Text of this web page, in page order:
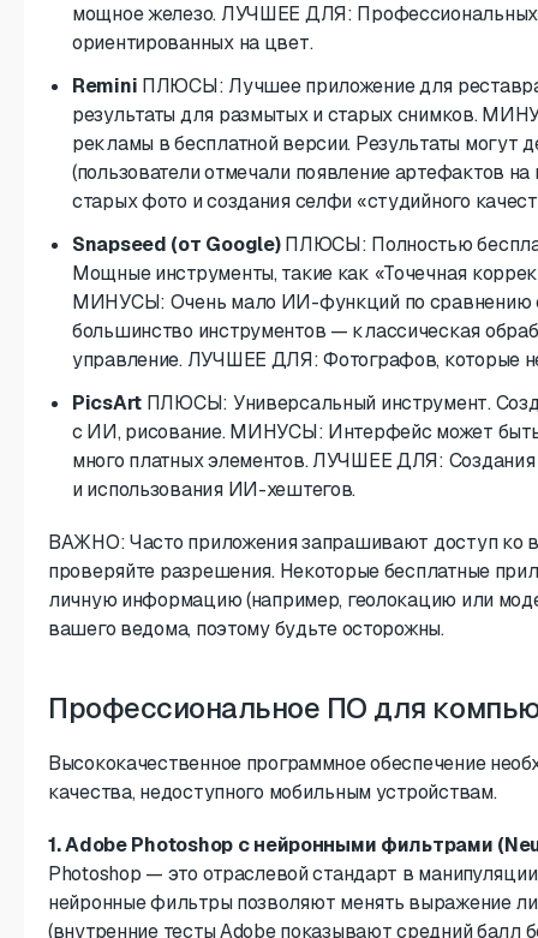
мощное железо. ЛУЧШЕЕ ДЛЯ: Профессиональных
ориентированных на цвет.
Remini ПЛЮСЫ: Лучшее приложение для
результаты для размытых и старых снимков.
рекламы в бесплатной версии. Результаты могут
(пользователи отмечали появление артефактов
старых фото и создания селфи «студийного
Snapseed (от Google)ПЛЮСЫ: Полностью
Мощные инструменты, такие как «Точечная
МИНУСЫ: Очень мало ИИ-функций по сравнению
большинство инструментов — классическая
управление. ЛУЧШЕЕ ДЛЯ: Фотографов, которые
PicsArt ПЛЮСЫ: Универсальный инструмент.
с ИИ, рисование. МИНУСЫ: Интерфейс может
много платных элементов. ЛУЧШЕЕ ДЛЯ:
и использования ИИ-хештегов.
ВАЖНО: Часто приложения запрашивают доступ ко
проверяйте разрешения. Некоторые бесплатные
личную информацию (например, геолокацию или
вашего ведома, поэтому будьте осторожны.
Профессиональное ПО для
Высококачественное программное обеспечение
качества, недоступного мобильным устройствам.
1. Adobe Photoshop с нейронными фильтрами
Photoshop — это отраслевой стандарт в
нейронные фильтры позволяют менять выражение
(внутренние тесты Adobe показывают средний балл